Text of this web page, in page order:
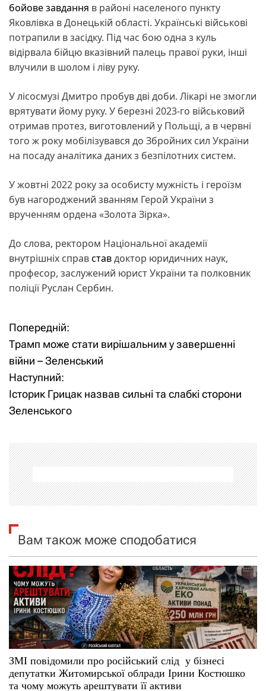
бойове завдання в районі населеного пункту
Яковлівка в Донецькій області. Українські військові
потрапили в засідку. Під час бою одна з куль
відірвала бійцю вказівний палець правої руки, інші
влучили в шолом і ліву руку.
У лісосмузі Дмитро пробув дві доби. Лікарі не змогли
врятувати йому руку. У березні 2023-го військовий
отримав протез, виготовлений у Польщі, а в червні
того ж року мобілізувався до Збройних сил України
на посаду аналітика даних з безпілотних систем.
У жовтні 2022 року за особисту мужність і героїзм
був нагороджений званням Герой України з
врученням ордена «Золота Зірка».
До слова, ректором Національної академії
внутрішніх справставдоктор юридичних наук,
професор, заслужений юрист України та полковник
поліції Руслан Сербин.
Н
а
в
і
а
ц
і
я
з
а
п
и
с
Попередній:
Трамп може стати вирішальним у завершенні
війни – Зеленський
Наступний:
Історик Грицак назвав сильні та слабкі сторони
Зеленського
Вам також може сподобатися
ЗМІ повідомили про російський слід у бізнесі
депутатки Житомирської облради Ірини Костюшко
та чому можуть арештувати її активи